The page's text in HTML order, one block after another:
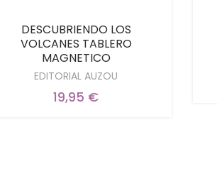
DESCUBRIENDO LOS
VOLCANES TABLERO
MAGNETICO
EDITORIAL AUZOU
19,95 €